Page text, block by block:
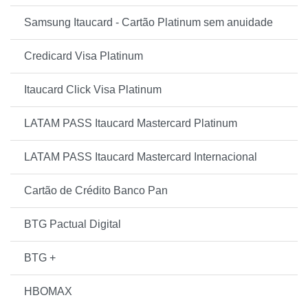
Samsung Itaucard - Cartão Platinum sem anuidade
Credicard Visa Platinum
Itaucard Click Visa Platinum
LATAM PASS Itaucard Mastercard Platinum
LATAM PASS Itaucard Mastercard Internacional
Cartão de Crédito Banco Pan
BTG Pactual Digital
BTG +
HBOMAX